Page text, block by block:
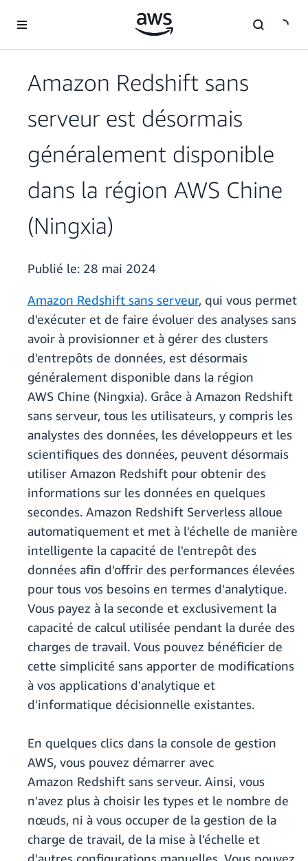
Amazon Redshift sans
serveur est désormais
généralement disponible
dans la région AWS Chine
(Ningxia)
Publié le: 28 mai 2024
Amazon Redshift sans serveur, qui vous permet
d'exécuter et de faire évoluer des analyses sans
avoir à provisionner et à gérer des clusters
d'entrepôts de données, est désormais
généralement disponible dans la région
AWS Chine (Ningxia). Grâce à Amazon Redshift
sans serveur, tous les utilisateurs, y compris les
analystes des données, les développeurs et les
scientifiques des données, peuvent désormais
utiliser Amazon Redshift pour obtenir des
informations sur les données en quelques
secondes. Amazon Redshift Serverless alloue
automatiquement et met à l'échelle de manière
intelligente la capacité de l'entrepôt des
données afin d'offrir des performances élevées
pour tous vos besoins en termes d'analytique.
Vous payez à la seconde et exclusivement la
capacité de calcul utilisée pendant la durée des
charges de travail. Vous pouvez bénéficier de
cette simplicité sans apporter de modifications
à vos applications d'analytique et
d'informatique décisionnelle existantes.
En quelques clics dans la console de gestion
AWS, vous pouvez démarrer avec
Amazon Redshift sans serveur. Ainsi, vous
n'avez plus à choisir les types et le nombre de
nœuds, ni à vous occuper de la gestion de la
charge de travail, de la mise à l'échelle et